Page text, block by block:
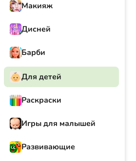
Макияж
Дисней
Барби
Для детей
Раскраски
Игры для малышей
Развивающие